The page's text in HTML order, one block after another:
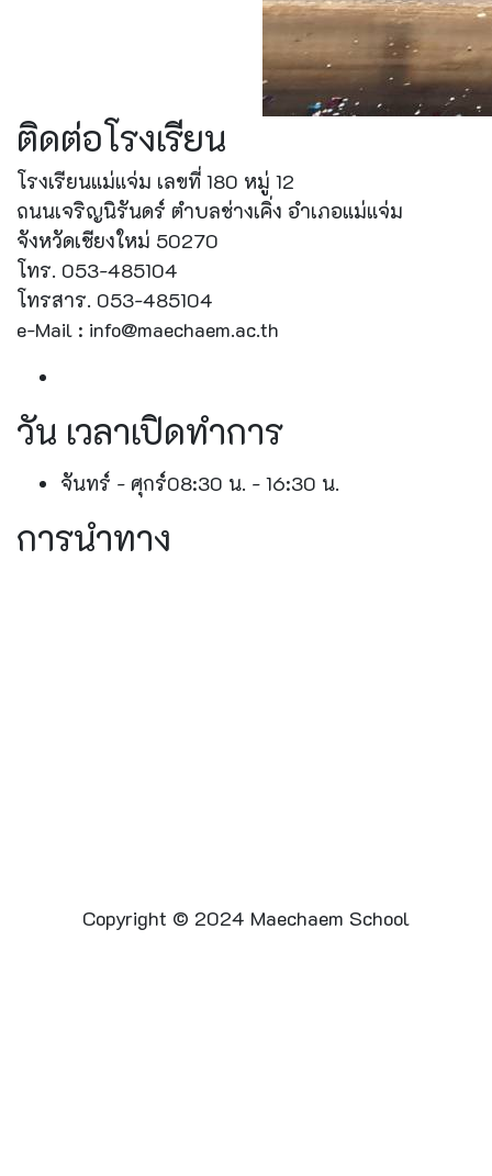
ติดต่อโรงเรียน
โรงเรียนแม่แจ่ม เลขที่ 180 หมู่ 12
ถนนเจริญนิรันดร์ ตำบลช่างเคิ่ง อำเภอแม่แจ่ม
จังหวัดเชียงใหม่ 50270
โทร. 053-485104
โทรสาร. 053-485104
e-Mail : info@maechaem.ac.th
วัน เวลาเปิดทำการ
จันทร์ - ศุกร์08:30 น. - 16:30 น.
การนำทาง
Copyright © 2024 Maechaem School